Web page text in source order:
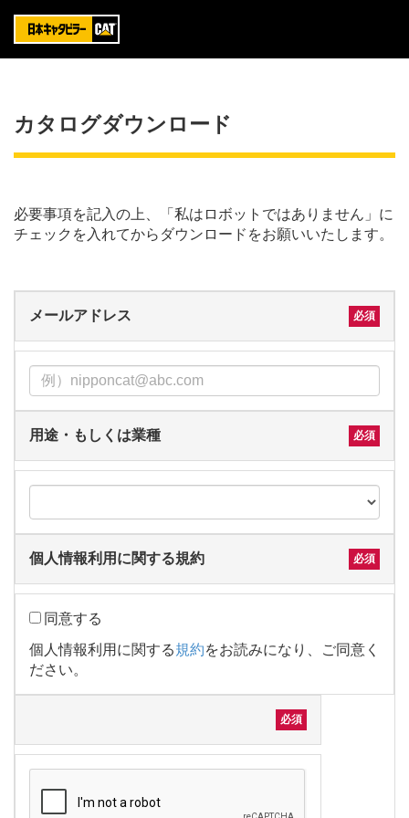
カタログダウンロード
必要事項を記入の上、「私はロボットではありません」に
チェックを入れてからダウンロードをお願いいたします。
メールアドレス
用途・もしくは業種
個人情報利用に関する規約
同意する
個人情報利用に関する規約をお読みになり、ご同意く
ださい。